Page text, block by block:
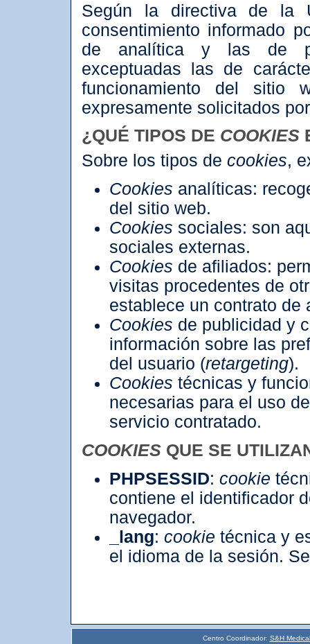
Según la directiva de
consentimiento informado
de analítica y las de
exceptuadas las de
funcionamiento del sitio
expresamente solicitados
¿QUÉ TIPOS DE COOKIES
Sobre los tipos de cookies,
Cookies analíticas:
del sitio web.
Cookies sociales: son
sociales externas.
Cookies de afiliados:
visitas procedentes de
establece un contrato de
Cookies de publicidad y
información sobre las
del usuario (retargeting).
Cookies técnicas y
necesarias para el uso
servicio contratado.
COOKIES QUE SE
PHPSESSID: cookie
contiene el identificador
navegador.
_lang: cookie técnica y
el idioma de la sesión.
Centro Coordinador: S&H